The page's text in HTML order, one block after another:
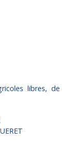
libres, de